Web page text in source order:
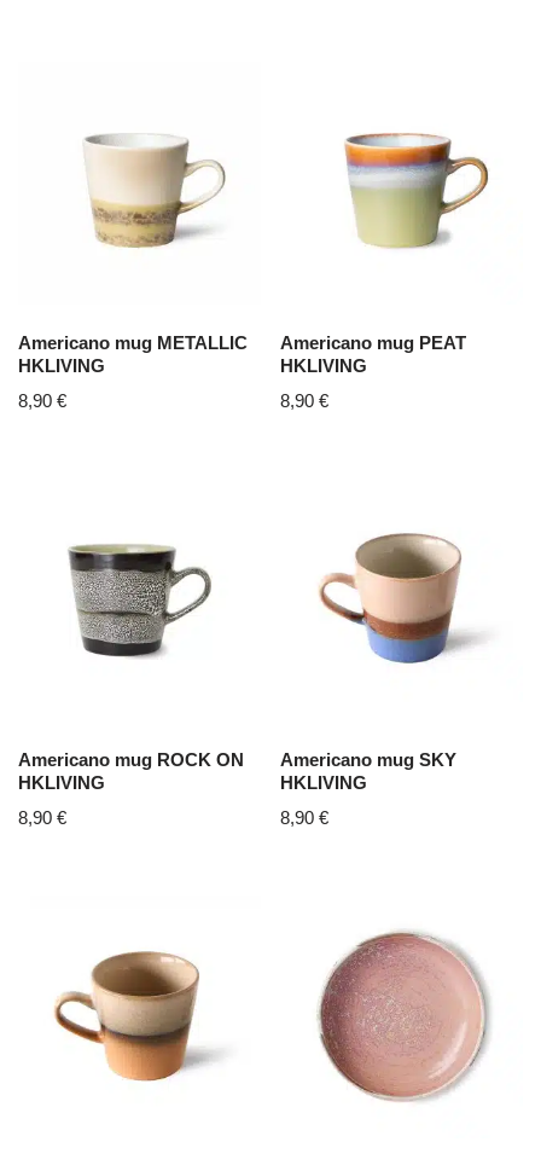
Americano mug METALLIC
HKLIVING
8,90 €
Americano mug PEAT
HKLIVING
8,90€
Americano mug ROCK ON
HKLIVING
8,90 €
Americano mug SKY
HKLIVING
8,90€